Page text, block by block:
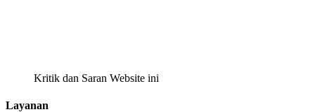
Kritik dan Saran Website ini
Layanan